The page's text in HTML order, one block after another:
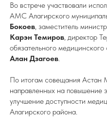
Во встрече участвовали
АМС Алагирского
Бокоев, заместитель
Карэн Темиров, директор
обязательного
Алан Дзагоев.
По итогам совещания Астан
направленных на повышение
улучшение доступности
Алагирского района.